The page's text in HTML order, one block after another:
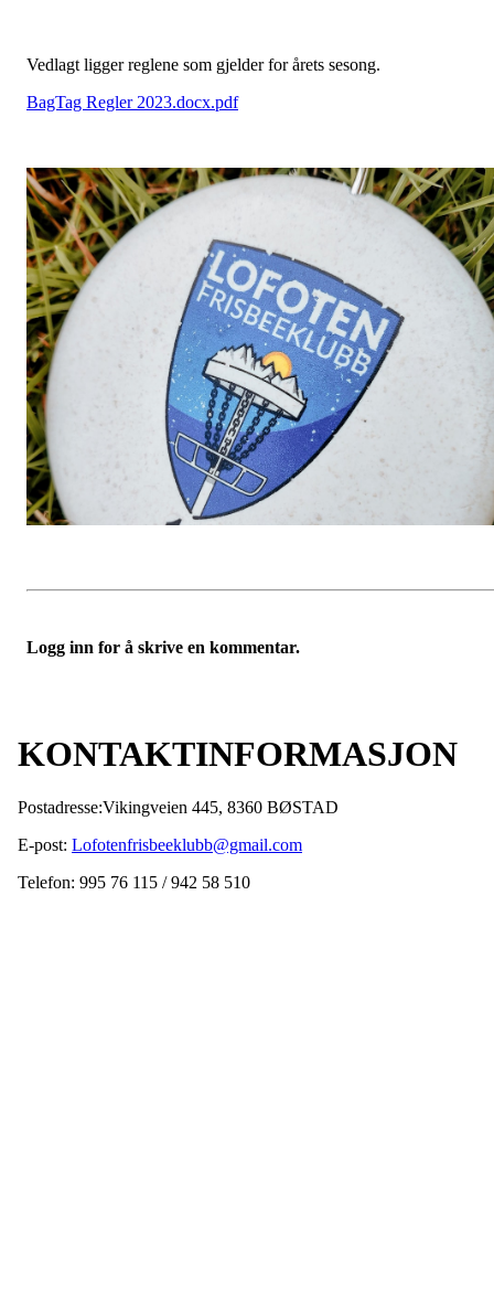
Vedlagt ligger reglene som gjelder for årets sesong.
BagTag Regler 2023.docx.pdf
Logg inn for å skrive en kommentar.
KONTAKTINFORMASJON
Postadresse:Vikingveien 445, 8360 BØSTAD
E-post: Lofotenfrisbeeklubb@gmail.com
Telefon: 995 76 115 / 942 58 510